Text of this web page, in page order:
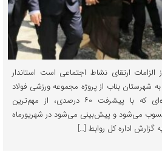
ارتقای نشاط اجتماعی است استاندار
شهرستان بناب از پروژه مجموعه ورزشی فولاد
صنعت بناب بازدید کرد؛ پروژه‌ای که با پیشرفت ۶۰ درصدی، از مهم‌ترین
می‌شود و پیش‌‌بینی می‌شود در شهریورماه